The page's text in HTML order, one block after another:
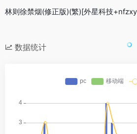
林则徐禁烟(修正版)(繁)[外星科技
数据统计